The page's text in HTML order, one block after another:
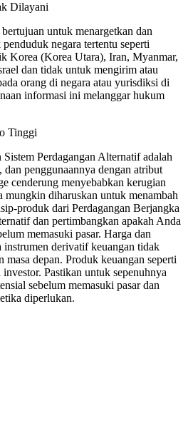
Dilayani
untuk menargetkan dan
negara tertentu seperti
Korea (Korea Utara), Iran, Myanmar,
dan tidak untuk mengirim atau
orang di negara atau yurisdiksi di
informasi ini melanggar hukum
Tinggi
Perdagangan Alternatif adalah
penggunaannya dengan atribut
cenderung menyebabkan kerugian
mungkin diharuskan untuk menambah
produk dari Perdagangan Berjangka
dan pertimbangkan apakah Anda
memasuki pasar. Harga dan
instrumen derivatif keuangan tidak
depan. Produk keuangan seperti
Pastikan untuk sepenuhnya
sebelum memasuki pasar dan
diperlukan.